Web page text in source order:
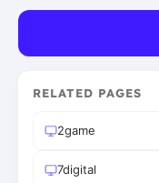
RELATED PAGES
2game
7digital